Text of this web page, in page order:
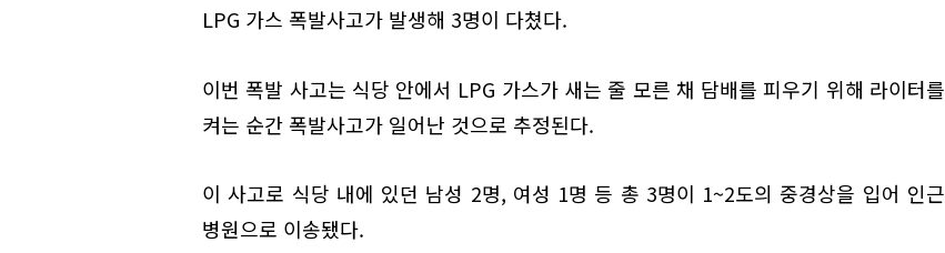
LPG 가스 폭발사고가 발생해 3명이 다쳤다.
이번 폭발 사고는 식당 안에서 LPG 가스가 새는 줄 모른 채 담배를 피우기 위해 라이터를
켜는 순간 폭발사고가 일어난 것으로 추정된다.
이 사고로 식당 내에 있던 남성 2명, 여성 1명 등 총 3명이 1~2도의 중경상을 입어 인근
병원으로 이송됐다.